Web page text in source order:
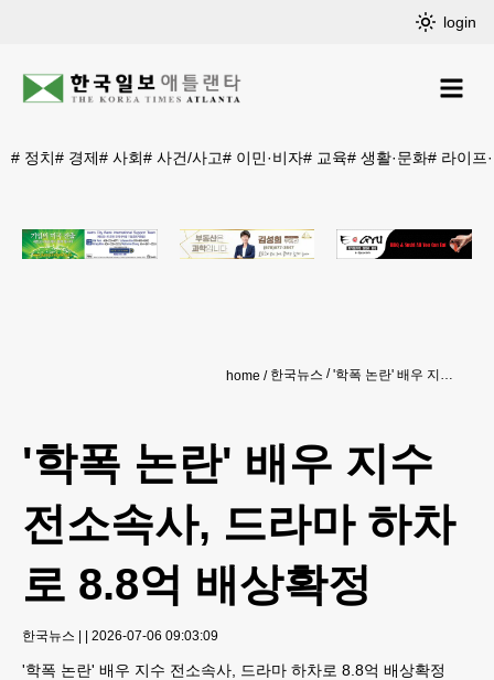
login
# 정치# 경제# 사회# 사건/사고# 이민·비자# 교육# 생활·문화# 라이프
home 한국뉴스 '학폭 논란' 배우 지수 전소속사, 드라마 하차로 8.8억 배상확정
'학폭 논란' 배우 지수
전소속사, 드라마 하차
로 8.8억 배상확정
한국뉴스 | | 2026-07-06 09:03:09
'학폭 논란' 배우 지수 전소속사, 드라마 하차로 8.8억 배상확정